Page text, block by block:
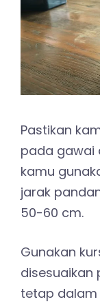
Pastikan
pada gawai
kamu
jarak
50-60 cm.
Gunakan
disesuaikan
tetap dalam